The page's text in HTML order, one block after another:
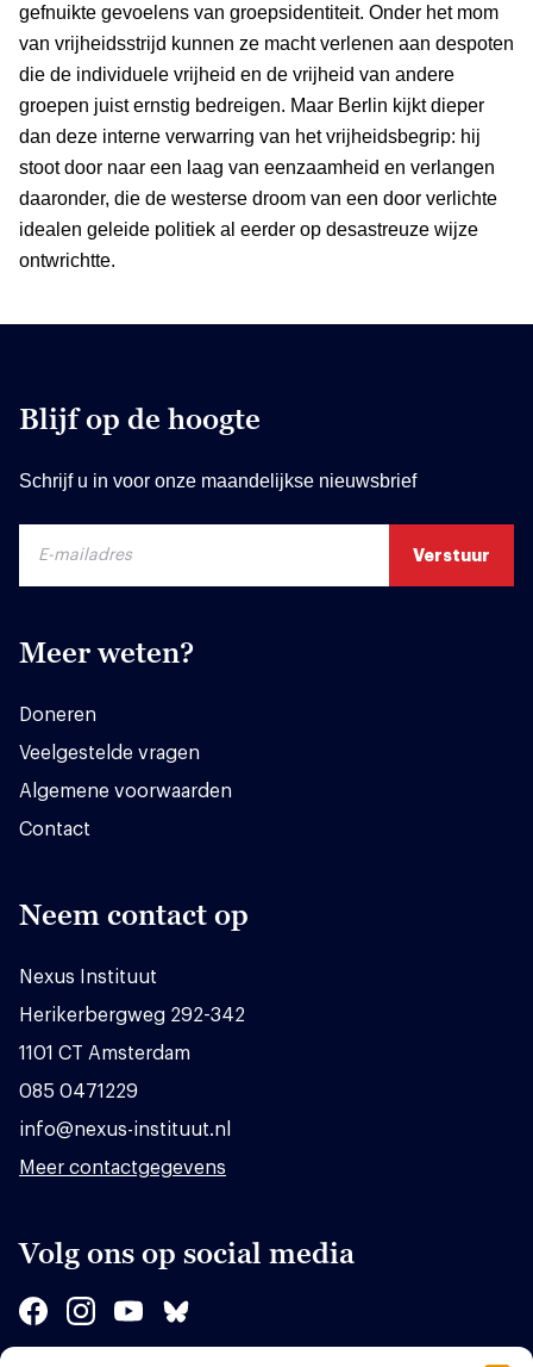
gefnuikte gevoelens van groepsidentiteit. Onder het mom
van vrijheidsstrijd kunnen ze macht verlenen aan despoten
die de individuele vrijheid en de vrijheid van andere
groepen juist ernstig bedreigen. Maar Berlin kijkt dieper
dan deze interne verwarring van het vrijheidsbegrip: hij
stoot door naar een laag van eenzaamheid en verlangen
daaronder, die de westerse droom van een door verlichte
idealen geleide politiek al eerder op desastreuze wijze
ontwrichtte.
Blijf op de hoogte
Schrijf u in voor onze maandelijkse nieuwsbrief
Meer weten?
Doneren
Veelgestelde vragen
Algemene voorwaarden
Contact
Neem contact op
Nexus Instituut
Herikerbergweg 292-342
1101 CT Amsterdam
085 0471229
info@nexus-instituut.nl
Meer contactgegevens
Volg ons op social media